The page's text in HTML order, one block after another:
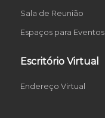
Sala de Reunião
Espaços para Eventos
Escritório Virtual
Endereço Virtual